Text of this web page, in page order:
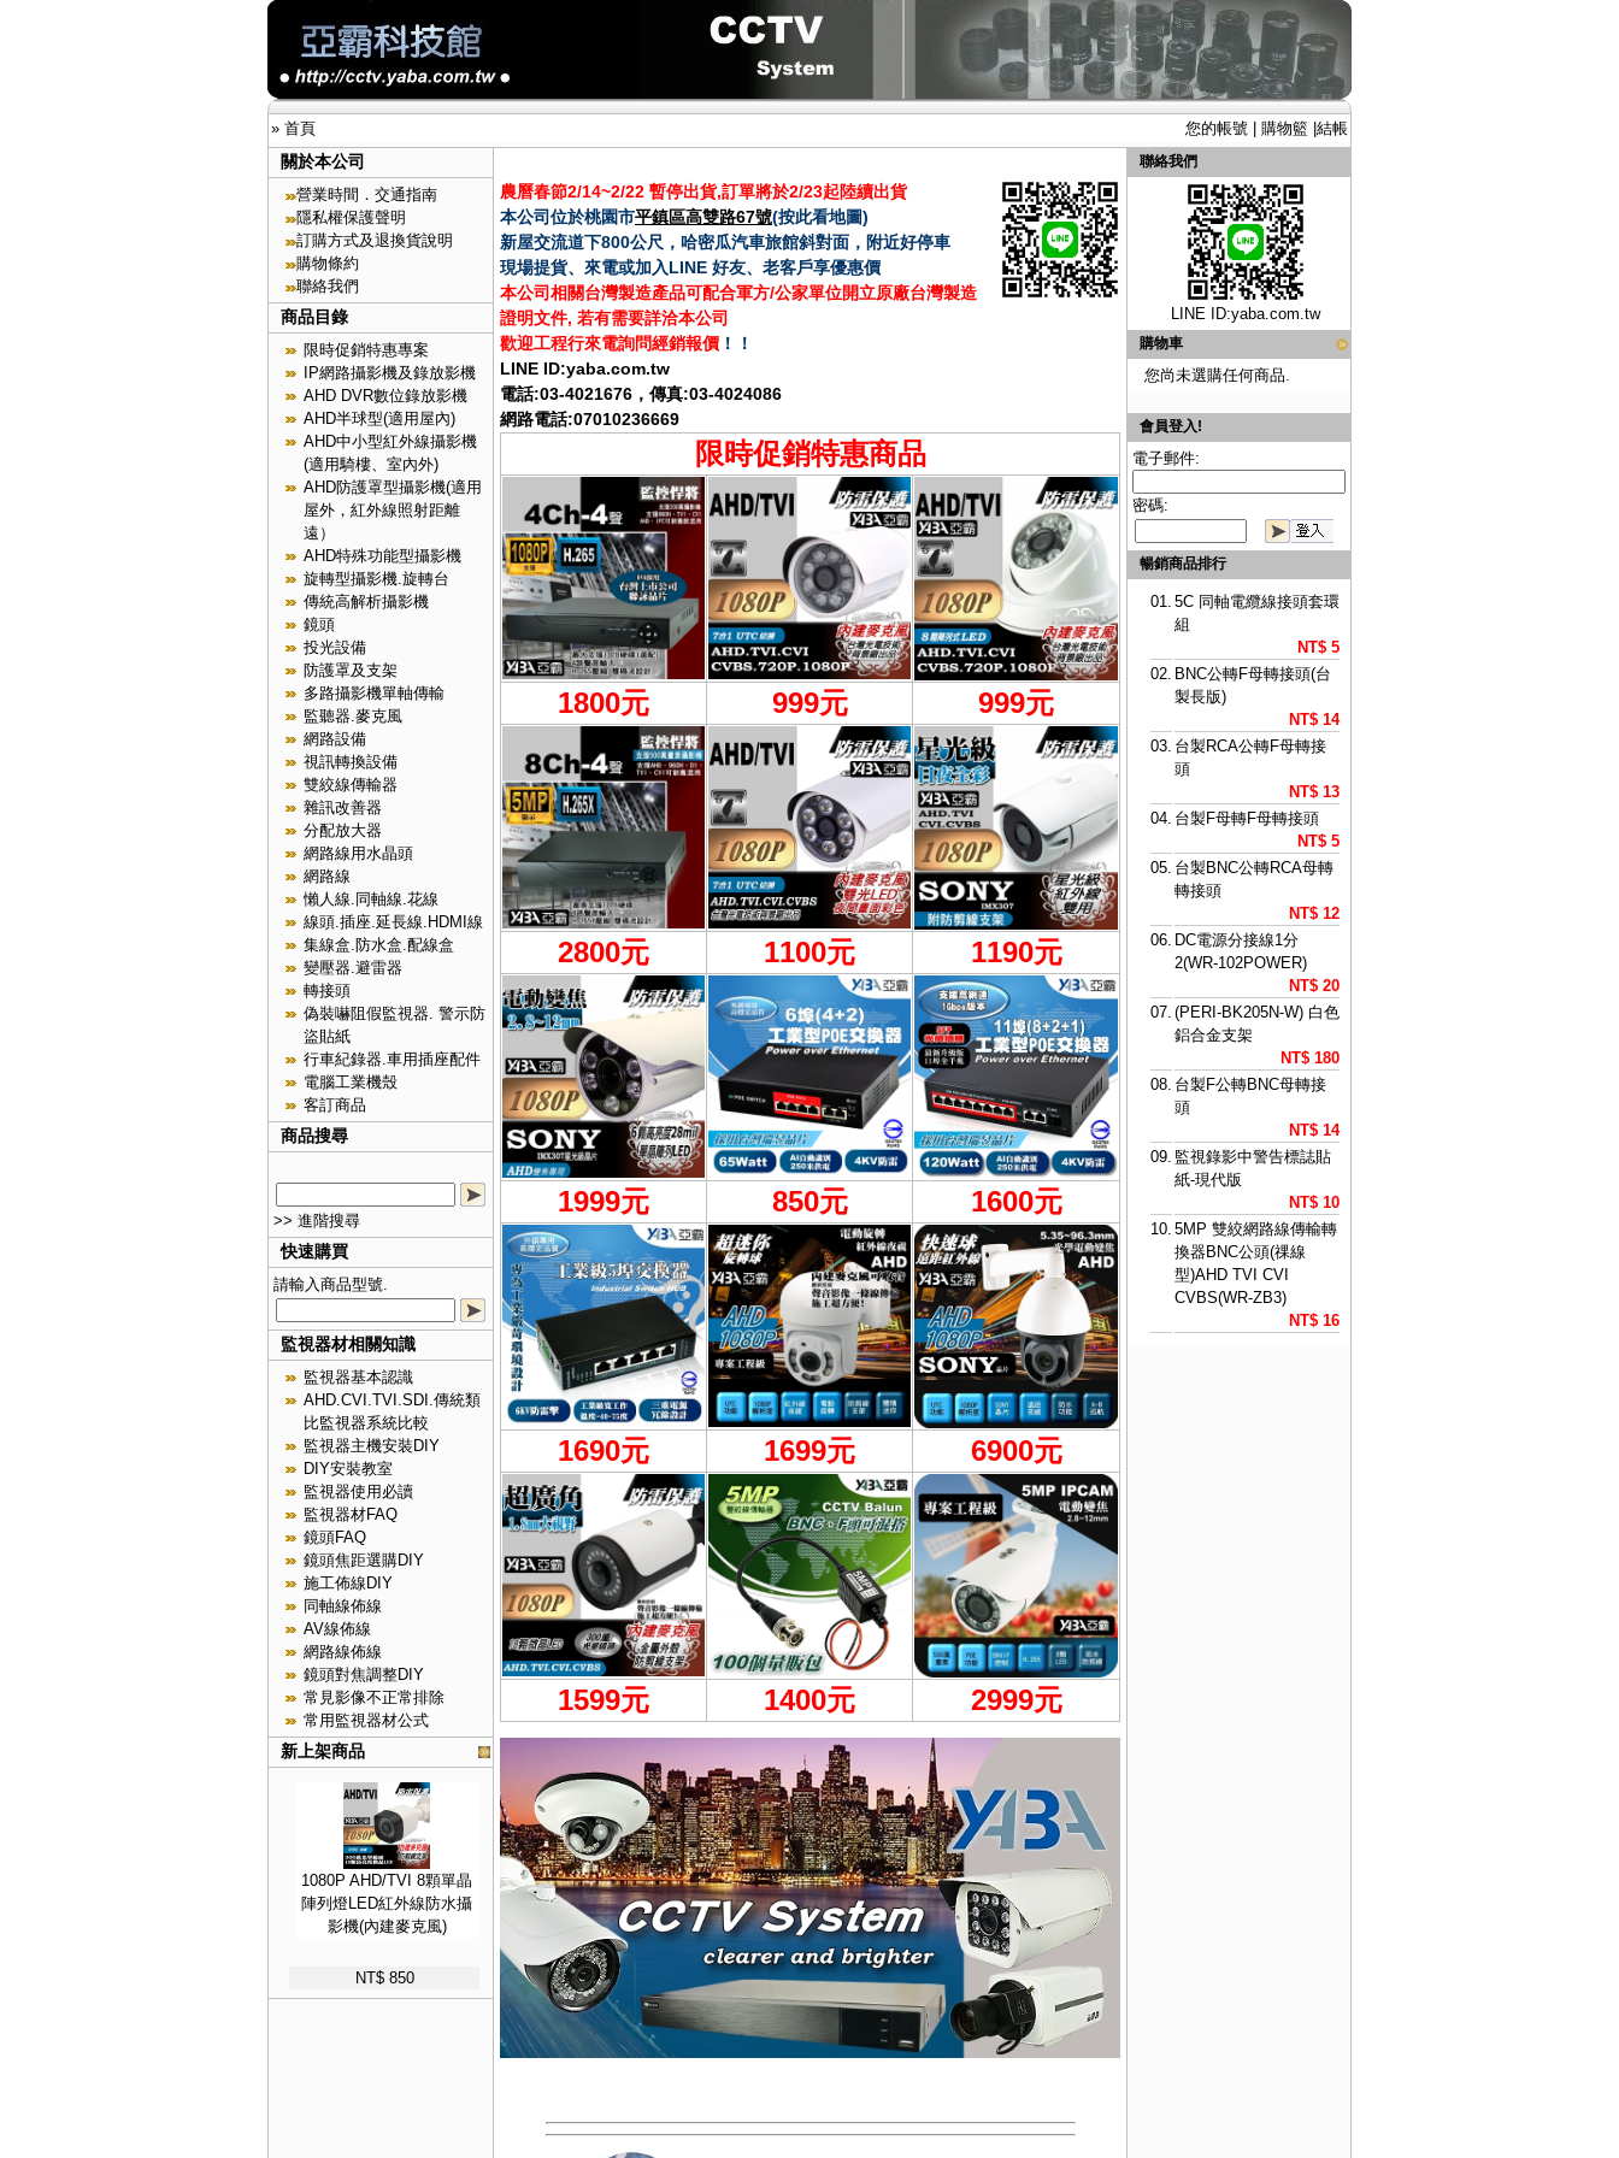
» 首頁 您的帳號 購物籃 結帳
關於本公司
營業時間．交通指南
隱私權保護聲明
訂購方式及退換貨說明
購物條約
聯絡我們
商品目錄
限時促銷特惠專案
IP網路攝影機及錄放影機
AHD DVR數位錄放影機
AHD半球型(適用屋內)
AHD中小型紅外線攝影機
(適用騎樓、室內外)
AHD防護罩型攝影機(適用
屋外，紅外線照射距離
遠）
AHD特殊功能型攝影機
旋轉型攝影機.旋轉台
傳統高解析攝影機
鏡頭
投光設備
防護罩及支架
多路攝影機單軸傳輸
監聽器.麥克風
網路設備
視訊轉換設備
雙絞線傳輸器
雜訊改善器
分配放大器
網路線用水晶頭
網路線
懶人線.同軸線.花線
線頭.插座.延長線.HDMI線
集線盒.防水盒.配線盒
變壓器.避雷器
轉接頭
偽裝嚇阻假監視器. 警示防
盜貼紙
行車紀錄器.車用插座配件
電腦工業機殼
客訂商品
商品搜尋
>> 進階搜尋
快速購買
請輸入商品型號.
監視器材相關知識
監視器基本認識
AHD.CVI.TVI.SDI.傳統類
比監視器系統比較
監視器主機安裝DIY
DIY安裝教室
監視器使用必讀
監視器材FAQ
鏡頭FAQ
鏡頭焦距選購DIY
施工佈線DIY
同軸線佈線
AV線佈線
網路線佈線
鏡頭對焦調整DIY
常見影像不正常排除
常用監視器材公式
新上架商品
1080P AHD/TVI 8顆單晶
陣列燈LED紅外線防水攝
影機(內建麥克風)
NT$ 850
農曆春節2/14~2/22 暫停出貨,訂單將於2/23起陸續出貨
本公司位於桃園市平鎮區高雙路67號(按此看地圖)
新屋交流道下800公尺，哈密瓜汽車旅館斜對面，附近好停車
現場提貨、來電或加入LINE 好友、老客戶享優惠價
本公司相關台灣製造產品可配合軍方/公家單位開立原廠台灣製造
證明文件, 若有需要詳洽本公司
歡迎工程行來電詢問經銷報價 ！！
LINE ID:yaba.com.tw
電話:03-4021676 ，傳真:03-4024086
網路電話:07010236669
限時促銷特惠商品
1800元 999元 999元
2800元 1100元 1190元
1999元 850元 1600元
1690元 1699元 6900元
1599元 1400元 2999元
聯絡我們
LINE ID:yaba.com.tw
購物車
您尚未選購任何商品.
會員登入!
電子郵件:
密碼:
暢銷商品排行
01. 5C 同軸電纜線接頭套環
組
NT$ 5
02. BNC公轉F母轉接頭(台
製長版)
NT$ 14
03. 台製RCA公轉F母轉接
頭
NT$ 13
04. 台製F母轉F母轉接頭
NT$ 5
05. 台製BNC公轉RCA母轉
轉接頭
NT$ 12
06. DC電源分接線1分
2(WR-102POWER)
NT$ 20
07. (PERI-BK205N-W) 白色
鋁合金支架
NT$ 180
08. 台製F公轉BNC母轉接
頭
NT$ 14
09. 監視錄影中警告標誌貼
紙-現代版
NT$ 10
10. 5MP 雙絞網路線傳輸轉
換器BNC公頭(祼線
型)AHD TVI CVI
CVBS(WR-ZB3)
NT$ 16